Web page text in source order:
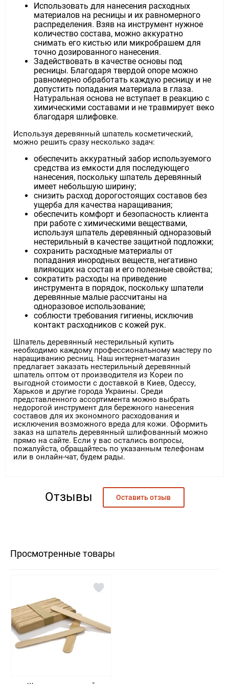
Использовать для нанесения расходных
материалов на ресницы и их равномерного
распределения. Взяв на инструмент нужное
количество состава, можно аккуратно
снимать его кистью или микробрашем для
точно дозированного нанесения.
Задействовать в качестве основы под
ресницы. Благодаря твердой опоре можно
равномерно обработать каждую ресницу и не
допустить попадания материала в глаза.
Натуральная основа не вступает в реакцию с
химическими составами и не травмирует веко
благодаря шлифовке.
Используя деревянный шпатель косметический,
можно решить сразу несколько задач:
обеспечить аккуратный забор используемого
средства из емкости для последующего
нанесения, поскольку шпатель деревянный
имеет небольшую ширину;
снизить расход дорогостоящих составов без
ущерба для качества наращивания;
обеспечить комфорт и безопасность клиента
при работе с химическими веществами,
используя шпатель деревянный одноразовый
нестерильный в качестве защитной подложки;
сохранить расходные материалы от
попадания инородных веществ, негативно
влияющих на состав и его полезные свойства;
сократить расходы на приведение
инструмента в порядок, поскольку шпатели
деревянные малые рассчитаны на
одноразовое использование;
соблюсти требования гигиены, исключив
контакт расходников с кожей рук.
Шпатель деревянный нестерильный купить
необходимо каждому профессиональному мастеру по
наращиванию ресниц. Наш интернет-магазин
предлагает заказать нестерильный деревянный
шпатель оптом от производителя из Кореи по
выгодной стоимости с доставкой в Киев, Одессу,
Харьков и другие города Украины. Среди
представленного ассортимента можно выбрать
недорогой инструмент для бережного нанесения
составов для их экономного расходования и
исключения возможного вреда для кожи. Оформить
заказ на шпатель деревянный шлифованный можно
прямо на сайте. Если у вас остались вопросы,
пожалуйста, обращайтесь по указанным телефонам
или в онлайн-чат, будем рады.
Обычный шпатель, как у всех, беру вместе с основным заказом, но
Отзывы Оставить отзыв
Просмотренные товары